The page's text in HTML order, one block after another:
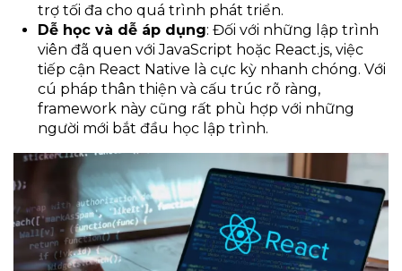
trợ tối đa cho quá trình phát triển.
Dễ học và dễ áp dụng: Đối với những lập trình
viên đã quen với JavaScript hoặc React.js, việc
tiếp cận React Native là cực kỳ nhanh chóng. Với
cú pháp thân thiện và cấu trúc rõ ràng,
framework này cũng rất phù hợp với những
người mới bắt đầu học lập trình.